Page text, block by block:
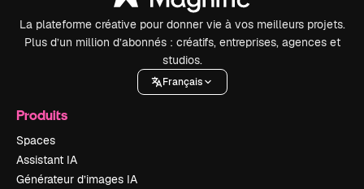
La plateforme créative pour donner vie à vos meilleurs projets.
Plus d’un million d’abonnés : créatifs, entreprises, agences et
studios.
Français
Produits
Spaces
Assistant IA
Générateur d’images IA